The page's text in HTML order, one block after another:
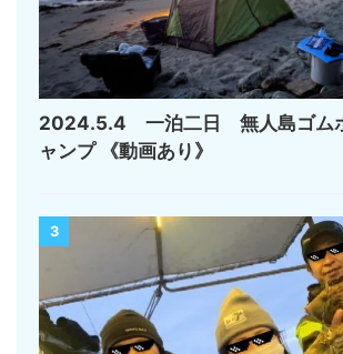
2024.5.4 一泊二日 無人島ゴム
ャンプ 《動画あり》
3